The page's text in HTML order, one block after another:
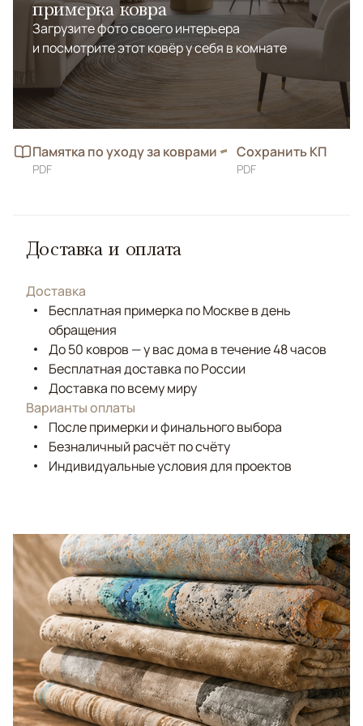
примерка ковра
Загрузите фото своего интерьера
и посмотрите этот ковёр у себя в комнате
Памятка по уходу за коврами
PDF
Сохранить КП
PDF
Доставка и оплата
Доставка
Бесплатная примерка по Москве в день
обращения
До 50 ковров — у вас дома в течение 48 часов
Бесплатная доставка по России
Доставка по всему миру
Варианты оплаты
После примерки и финального выбора
Безналичный расчёт по счёту
Индивидуальные условия для проектов